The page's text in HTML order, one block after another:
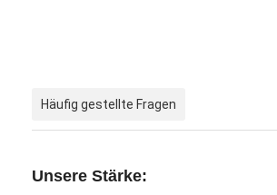
Häufig gestellte Fragen
Unsere Stärke: